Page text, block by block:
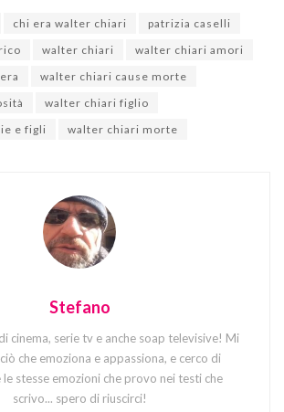
chi era walter chiari
patrizia caselli
walter chiari
walter chiari amori
walter chiari cause morte
walter chiari figlio
e figli
walter chiari morte
Stefano
cinema, serie tv e anche soap televisive! Mi
che emoziona e appassiona, e cerco di
stesse emozioni che provo nei testi che
scrivo... spero di riuscirci!